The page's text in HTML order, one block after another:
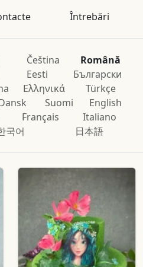
Întrebări
Čeština
Română
Eesti
Български
Ελληνικά
Türkçe
Suomi
English
Français
Italiano
국어 日本語